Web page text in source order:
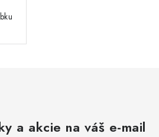
a akcie na váš e-mail